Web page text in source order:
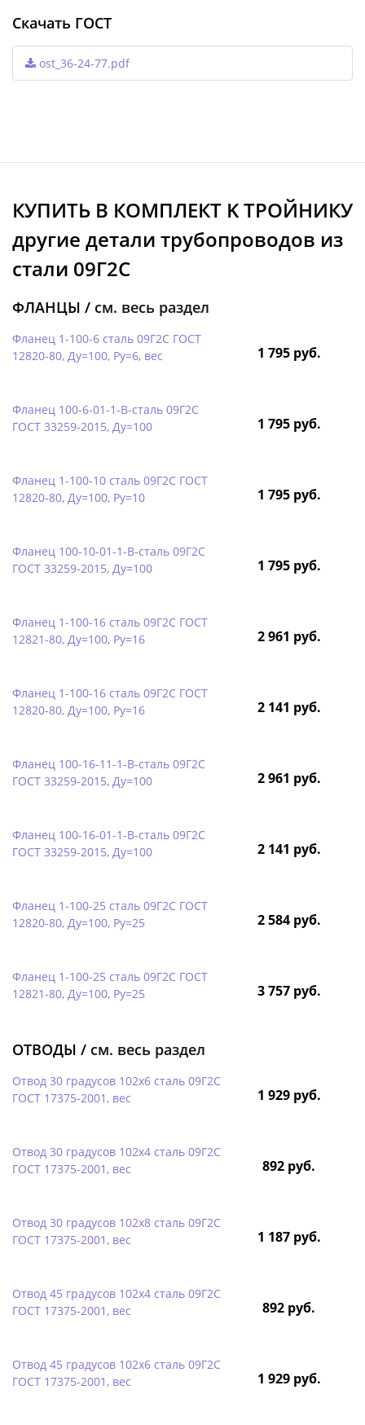
Скачать ГОСТ
ost_36-24-77.pdf
КУПИТЬ В КОМПЛЕКТ K ТРОЙНИКУ
другие детали трубопроводов из
стали 09Г2С
ФЛАНЦЫ / см. весь раздел
Фланец 1-100-6 сталь 09Г2С ГОСТ
12820-80, Ду=100, Ру=6, вес
1 795 руб.
Фланец 100-6-01-1-B-сталь 09Г2С
ГОСТ 33259-2015, Ду=100
1 795 руб.
Фланец 1-100-10 сталь 09Г2С ГОСТ
12820-80, Ду=100, Ру=10
1 795 руб.
Фланец 100-10-01-1-B-сталь 09Г2С
ГОСТ 33259-2015, Ду=100
1 795 руб.
Фланец 1-100-16 сталь 09Г2С ГОСТ
12821-80, Ду=100, Ру=16
2 961 руб.
Фланец 1-100-16 сталь 09Г2С ГОСТ
12820-80, Ду=100, Ру=16
2 141 руб.
Фланец 100-16-11-1-B-сталь 09Г2С
ГОСТ 33259-2015, Ду=100
2 961 руб.
Фланец 100-16-01-1-B-сталь 09Г2С
ГОСТ 33259-2015, Ду=100
2 141 руб.
Фланец 1-100-25 сталь 09Г2С ГОСТ
12820-80, Ду=100, Ру=25
2 584 руб.
Фланец 1-100-25 сталь 09Г2С ГОСТ
12821-80, Ду=100, Ру=25
3 757 руб.
ОТВОДЫ / см. весь раздел
Отвод 30 градусов 102х6 сталь 09Г2С
ГОСТ 17375-2001, вес
1 929 руб.
Отвод 30 градусов 102х4 сталь 09Г2С
ГОСТ 17375-2001, вес
892 руб.
Отвод 30 градусов 102х8 сталь 09Г2С
ГОСТ 17375-2001, вес
1 187 руб.
Отвод 45 градусов 102х4 сталь 09Г2С
ГОСТ 17375-2001, вес
892 руб.
Отвод 45 градусов 102х6 сталь 09Г2С
ГОСТ 17375-2001, вес
1 929 руб.